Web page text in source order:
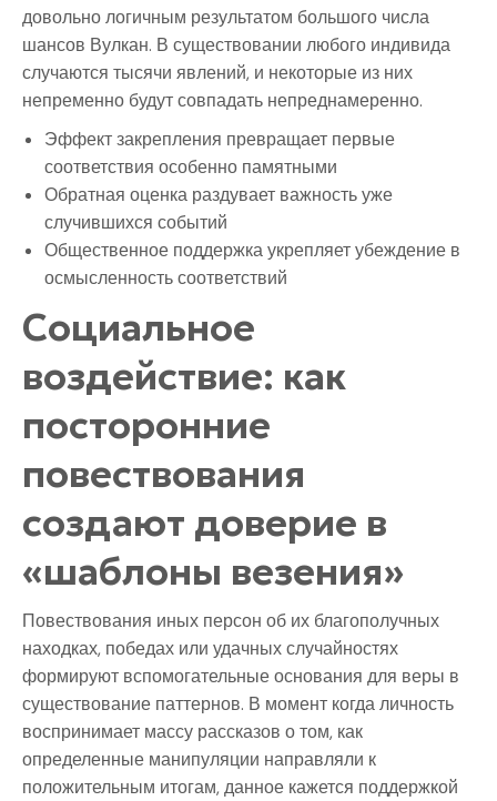
довольно логичным результатом большого числа
шансов Вулкан. В существовании любого индивида
случаются тысячи явлений, и некоторые из них
непременно будут совпадать непреднамеренно.
Эффект закрепления превращает первые
соответствия особенно памятными
Обратная оценка раздувает важность уже
случившихся событий
Общественное поддержка укрепляет убеждение в
осмысленность соответствий
Социальное
воздействие: как
посторонние
повествования
создают доверие в
«шаблоны везения»
Повествования иных персон об их благополучных
находках, победах или удачных случайностях
формируют вспомогательные основания для веры в
существование паттернов. В момент когда личность
воспринимает массу рассказов о том, как
определенные манипуляции направляли к
положительным итогам, данное кажется поддержкой